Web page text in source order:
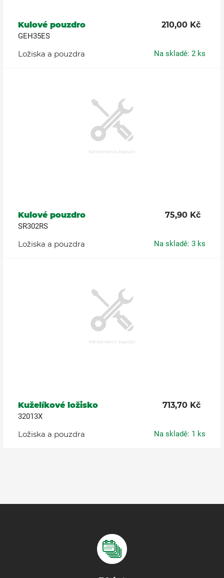
Kulové pouzdro 210,00 Kč
GEH35ES
Ložiska a pouzdra Na skladě: 2 ks
Kulové pouzdro 75,90 Kč
SR302RS
Ložiska a pouzdra Na skladě: 3 ks
Kuželíkové ložisko 713,70 Kč
32013X
Ložiska a pouzdra Na skladě: 1 ks